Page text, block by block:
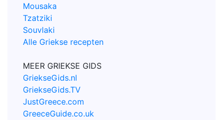
Mousaka
Tzatziki
Souvlaki
Alle Griekse recepten
MEER GRIEKSE GIDS
GriekseGids.nl
GriekseGids.TV
JustGreece.com
GreeceGuide.co.uk